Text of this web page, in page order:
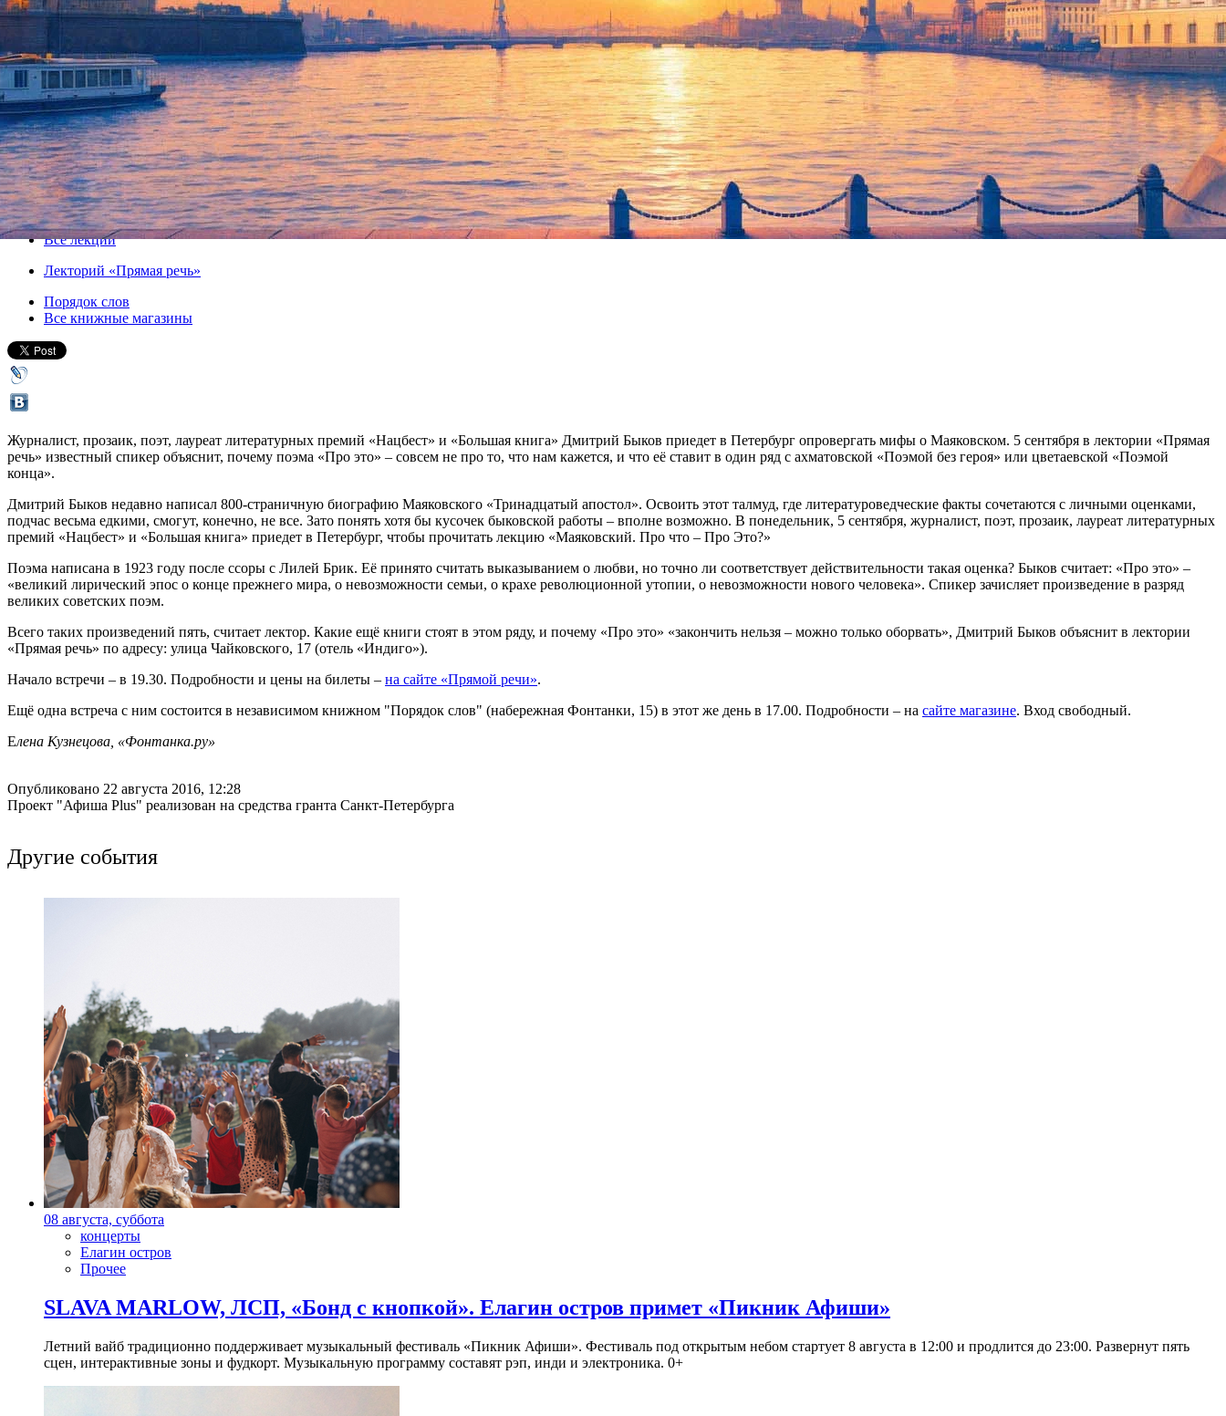
Дмитрий Быков опровергнет мифы о Маяковском
05 сентября 2016, понедельник
Версия для печати
Все книги
Все лекции
Лекторий «Прямая речь»
Порядок слов
Все книжные магазины
Журналист, прозаик, поэт, лауреат литературных премий «Нацбест» и «Большая книга» Дмитрий Быков приедет в Петербург опровергать мифы о Маяковском. 5 сентября в лектории «Прямая
речь» известный спикер объяснит, почему поэма «Про это» – совсем не про то, что нам кажется, и что её ставит в один ряд с ахматовской «Поэмой без героя» или цветаевской «Поэмой
конца».
Дмитрий Быков недавно написал 800-страничную биографию Маяковского «Тринадцатый апостол». Освоить этот талмуд, где литературоведческие факты сочетаются с личными оценками,
подчас весьма едкими, смогут, конечно, не все. Зато понять хотя бы кусочек быковской работы – вполне возможно. В понедельник, 5 сентября, журналист, поэт, прозаик, лауреат литературных
премий «Нацбест» и «Большая книга» приедет в Петербург, чтобы прочитать лекцию «Маяковский. Про что – Про Это?»
Поэма написана в 1923 году после ссоры с Лилей Брик. Её принято считать выказыванием о любви, но точно ли соответствует действительности такая оценка? Быков считает: «Про это» –
«великий лирический эпос о конце прежнего мира, о невозможности семьи, о крахе революционной утопии, о невозможности нового человека». Спикер зачисляет произведение в разряд
великих советских поэм.
Всего таких произведений пять, считает лектор. Какие ещё книги стоят в этом ряду, и почему «Про это» «закончить нельзя – можно только оборвать», Дмитрий Быков объяснит в лектории
«Прямая речь» по адресу: улица Чайковского, 17 (отель «Индиго»).
Начало встречи – в 19.30. Подробности и цены на билеты – на сайте «Прямой речи».
Ещё одна встреча с ним состоится в независимом книжном "Порядок слов" (набережная Фонтанки, 15) в этот же день в 17.00. Подробности – на сайте магазине. Вход свободный.
Елена Кузнецова, «Фонтанка.ру»
Опубликовано 22 августа 2016, 12:28
Проект "Афиша Plus" реализован на средства гранта Санкт-Петербурга
Другие события
08 августа, суббота
концерты
Елагин остров
Прочее
SLAVA MARLOW, ЛСП, «Бонд с кнопкой». Елагин остров примет «Пикник Афиши»
Летний вайб традиционно поддерживает музыкальный фестиваль «Пикник Афиши». Фестиваль под открытым небом стартует 8 августа в 12:00 и продлится до 23:00. Развернут пять
сцен, интерактивные зоны и фудкорт. Музыкальную программу составят рэп, инди и электроника. 0+